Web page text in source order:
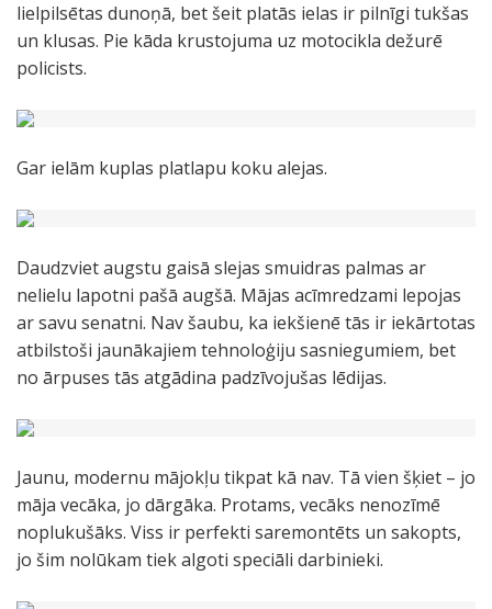
lielpilsētas dunoņā, bet šeit platās ielas ir pilnīgi tukšas
un klusas. Pie kāda krustojuma uz motocikla dežurē
policists.
Gar ielām kuplas platlapu koku alejas.
Daudzviet augstu gaisā slejas smuidras palmas ar
nelielu lapotni pašā augšā. Mājas acīmredzami lepojas
ar savu senatni. Nav šaubu, ka iekšienē tās ir iekārtotas
atbilstoši jaunākajiem tehnoloģiju sasniegumiem, bet
no ārpuses tās atgādina padzīvojušas lēdijas.
Jaunu, modernu mājokļu tikpat kā nav. Tā vien šķiet – jo
māja vecāka, jo dārgāka. Protams, vecāks nenozīmē
noplukušāks. Viss ir perfekti saremontēts un sakopts,
jo šim nolūkam tiek algoti speciāli darbinieki.